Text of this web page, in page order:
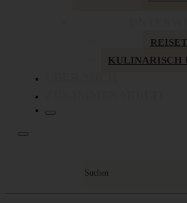
KULINARISCH